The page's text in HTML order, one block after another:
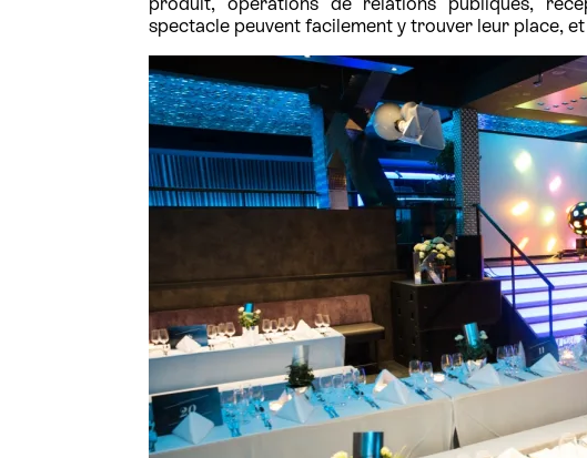
spectacle peuvent facilement y trouver leur place,